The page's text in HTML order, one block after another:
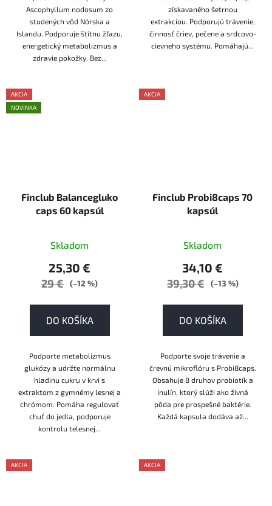
Ascophyllum nodosum zo
studených vôd Nórska a
Islandu. Podporuje štítnu žľazu,
energetický metabolizmus a
zdravie pokožky. Bez...
získavaného šetrnou
extrakciou. Podporujú trávenie,
činnosť čriev, pečene a srdcovo-
cievneho systému. Pomáhajú...
AKCIA
NOVINKA
Finclub Balancegluko
caps 60 kapsúl
Skladom
25,30 €
29 € (–12 %)
DO KOŠÍKA
Podporte metabolizmus
glukózy a udržte normálnu
hladinu cukru v krvi s
extraktom z gymnémy lesnej a
chrómom. Pomáha regulovať
chuť do jedla, podporuje
kontrolu telesnej...
AKCIA
Finclub Probi8caps 70
kapsúl
Skladom
34,10 €
39,30 € (–13 %)
DO KOŠÍKA
Podporte svoje trávenie a
črevnú mikroflóru s Probi8caps.
Obsahuje 8 druhov probiotík a
inulín, ktorý slúži ako živná
pôda pre prospešné baktérie.
Každá kapsula dodáva až...
AKCIA
AKCIA